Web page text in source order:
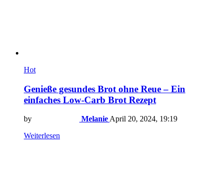
Hot
Genieße gesundes Brot ohne Reue – Ein
einfaches Low-Carb Brot Rezept
by Melanie April 20, 2024, 19:19
Weiterlesen